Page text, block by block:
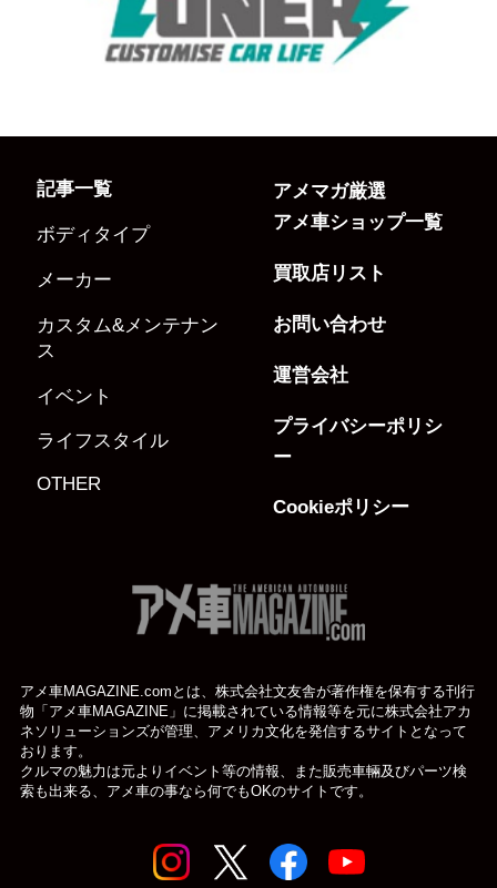
記事一覧
ボディタイプ
メーカー
カスタム&メンテナン
ス
イベント
ライフスタイル
OTHER
アメマガ厳選
アメ車ショップ一覧
買取店リスト
お問い合わせ
運営会社
プライバシーポリシ
ー
Cookieポリシー
アメ車MAGAZINE.comとは、株式会社文友舎が著作権を保有する刊行
物「アメ車MAGAZINE」に掲載されている情報等を元に株式会社アカ
ネソリューションズが管理、アメリカ文化を発信するサイトとなって
おります。
クルマの魅力は元よりイベント等の情報、また販売車輛及びパーツ検
索も出来る、アメ車の事なら何でもOKのサイトです。